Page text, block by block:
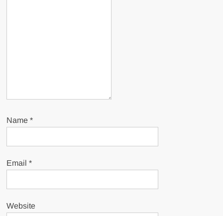
Name*
Email*
Website